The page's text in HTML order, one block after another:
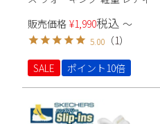
ットネス ジム ローカット ポッ
プコーンソール 991703 Parade
販売価格 ¥1,990税込 〜
5.00 （1）
SALE
ポイント10倍